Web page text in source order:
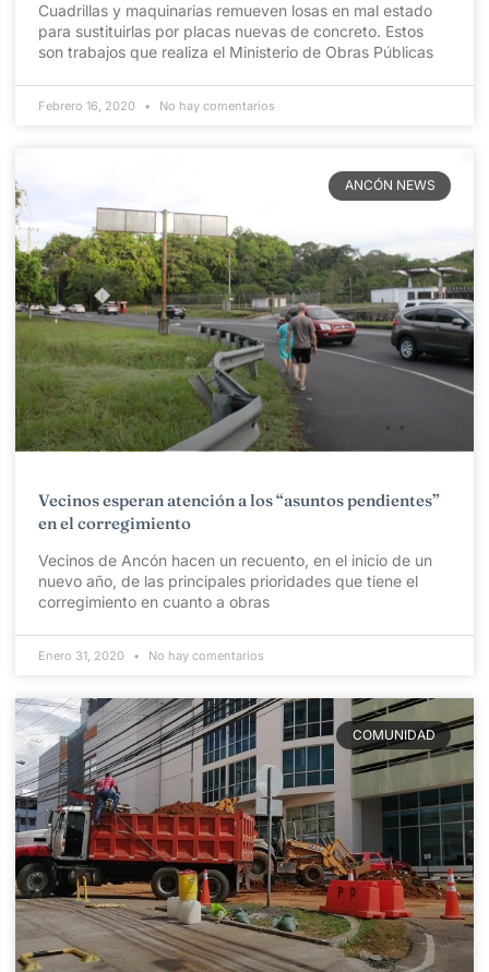
Cuadrillas y maquinarias remueven losas en mal estado
para sustituirlas por placas nuevas de concreto. Estos
son trabajos que realiza el Ministerio de Obras Públicas
Febrero 16, 2020 No hay comentarios
ANCÓN NEWS
Vecinos esperan atención a los “asuntos pendientes”
en el corregimiento
Vecinos de Ancón hacen un recuento, en el inicio de un
nuevo año, de las principales prioridades que tiene el
corregimiento en cuanto a obras
Enero 31, 2020 No hay comentarios
COMUNIDAD